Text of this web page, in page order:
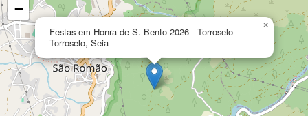
Festas em Honra de S. Bento 2026 - Torroselo —
Torroselo, Seia
×
−